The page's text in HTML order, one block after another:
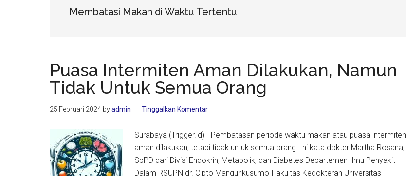
Membatasi Makan di Waktu Tertentu
Puasa Intermiten Aman Dilakukan, Namun
Tidak Untuk Semua Orang
25 Februari 2024 byadmin Tinggalkan Komentar
Surabaya (Trigger.id) - Pembatasan periode waktu makan atau puasa intermiten
aman dilakukan, tetapi tidak untuk semua orang. Ini kata dokter Martha Rosana,
SpPD dari Divisi Endokrin, Metabolik, dan Diabetes Departemen Ilmu Penyakit
Dalam RSUPN dr. Cipto Mangunkusumo-Fakultas Kedokteran Universitas